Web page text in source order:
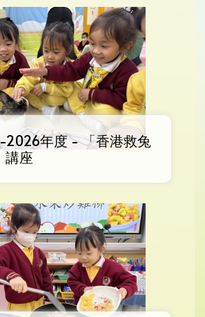
年度 - 「香港救兔
講座